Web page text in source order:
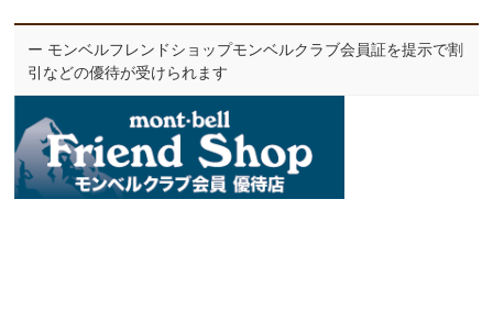
ー モンベルフレンドショップモンベルクラブ会員証を提示で割
引などの優待が受けられます